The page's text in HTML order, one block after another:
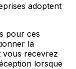
adoptent
pour ces
la
vous recevrez
lorsque